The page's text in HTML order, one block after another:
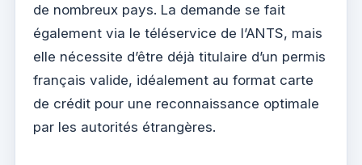
de nombreux pays. La demande se fait
également via le téléservice de l’ANTS, mais
elle nécessite d’être déjà titulaire d’un permis
français valide, idéalement au format carte
de crédit pour une reconnaissance optimale
par les autorités étrangères.